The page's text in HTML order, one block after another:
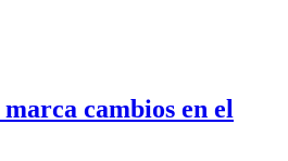
cambios en el